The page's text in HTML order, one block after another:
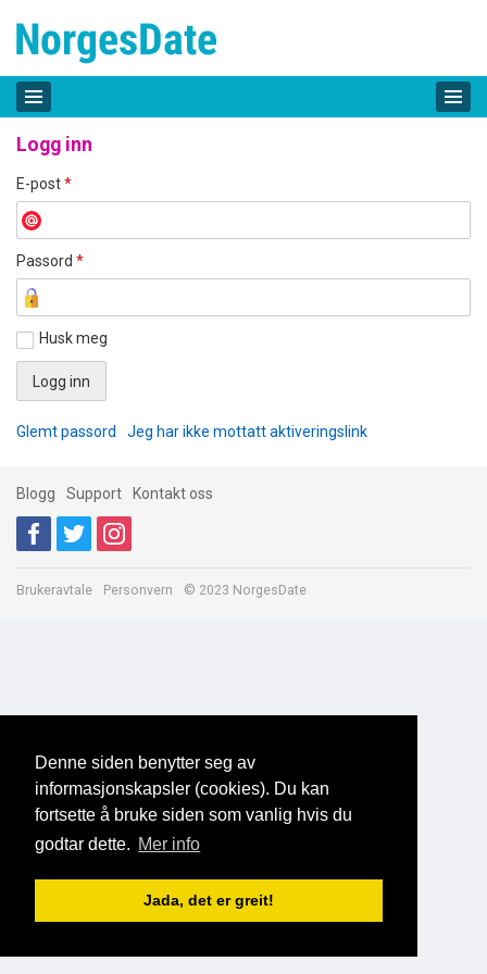
Denne siden benytter seg av
informasjonskapsler (cookies). Du kan
fortsette å bruke siden som vanlig hvis du
godtar dette. Mer info
Jada, det er greit!
Logg inn
E-post*
Passord *
Husk meg
Glemt passord Jeg har ikke mottatt aktiveringslink
Blogg Support Kontakt oss
Brukeravtale Personvern © 2023 NorgesDate